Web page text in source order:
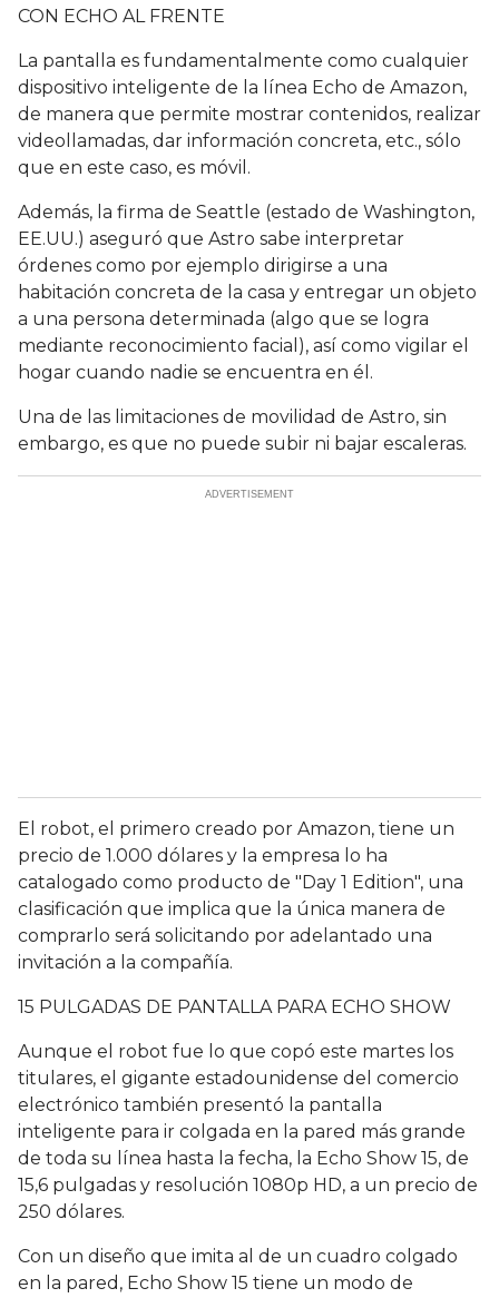
CON ECHO AL FRENTE
La pantalla es fundamentalmente como cualquier
dispositivo inteligente de la línea Echo de Amazon,
de manera que permite mostrar contenidos, realizar
videollamadas, dar información concreta, etc., sólo
que en este caso, es móvil.
Además, la firma de Seattle (estado de Washington,
EE.UU.) aseguró que Astro sabe interpretar
órdenes como por ejemplo dirigirse a una
habitación concreta de la casa y entregar un objeto
a una persona determinada (algo que se logra
mediante reconocimiento facial), así como vigilar el
hogar cuando nadie se encuentra en él.
Una de las limitaciones de movilidad de Astro, sin
embargo, es que no puede subir ni bajar escaleras.
El robot, el primero creado por Amazon, tiene un
precio de 1.000 dólares y la empresa lo ha
catalogado como producto de "Day 1 Edition", una
clasificación que implica que la única manera de
comprarlo será solicitando por adelantado una
invitación a la compañía.
15 PULGADAS DE PANTALLA PARA ECHO SHOW
Aunque el robot fue lo que copó este martes los
titulares, el gigante estadounidense del comercio
electrónico también presentó la pantalla
inteligente para ir colgada en la pared más grande
de toda su línea hasta la fecha, la Echo Show 15, de
15,6 pulgadas y resolución 1080p HD, a un precio de
250 dólares.
Con un diseño que imita al de un cuadro colgado
en la pared, Echo Show 15 tiene un modo de